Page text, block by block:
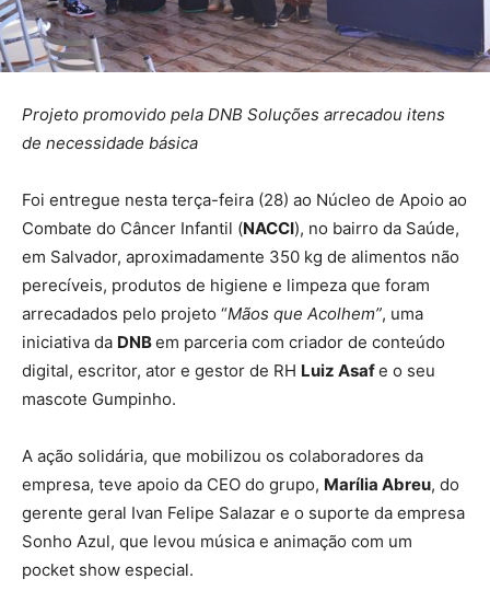
Projeto promovido pela DNB Soluções arrecadou itens
de necessidade básica
Foi entregue nesta terça-feira (28) ao Núcleo de Apoio ao
Combate do Câncer Infantil (NACCI), no bairro da Saúde,
em Salvador, aproximadamente 350 kg de alimentos não
perecíveis, produtos de higiene e limpeza que foram
arrecadados pelo projeto “Mãos que Acolhem”, uma
iniciativa da DNBem parceria com criador de conteúdo
digital, escritor, ator e gestor de RH Luiz Asafe o seu
mascote Gumpinho.
A ação solidária, que mobilizou os colaboradores da
empresa, teve apoio da CEO do grupo, Marília Abreu, do
gerente geral Ivan Felipe Salazar e o suporte da empresa
Sonho Azul, que levou música e animação com um
pocket show especial.